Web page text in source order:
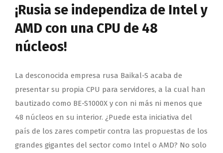
¡Rusia se independiza de Intel y
AMD con una CPU de 48
núcleos!
La desconocida empresa rusa Baikal-S acaba de
presentar su propia CPU para servidores, a la cual han
bautizado como BE-S1000X y con ni más ni menos que
48 núcleos en su interior. ¿Puede esta iniciativa del
país de los zares competir contra las propuestas de los
grandes gigantes del sector como Intel o AMD? No solo